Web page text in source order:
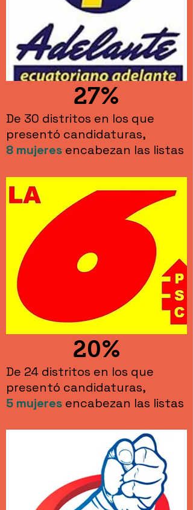
27%
De 30 distritos en los que
presentó candidaturas,
8 mujeres encabezan las listas
20%
De 24 distritos en los que
presentó candidaturas,
5 mujeres encabezan las listas